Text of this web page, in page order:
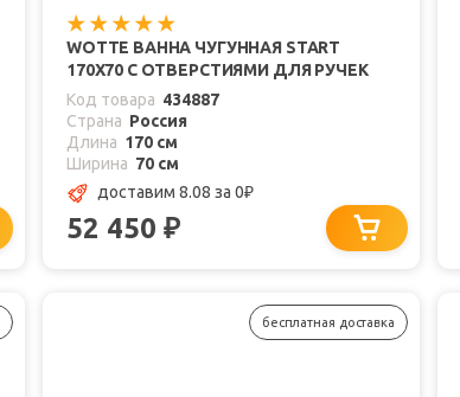
WOTTE ВАННА ЧУГУННАЯ START
170Х70 C ОТВЕРСТИЯМИ ДЛЯ РУЧЕК
Код товара 434887
Страна Россия
Длина 170 см
Ширина 70 см
доставим 8.08 за 0₽
52 450 ₽
бесплатная доставка